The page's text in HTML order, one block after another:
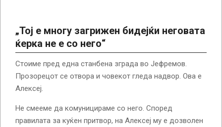
„Тој е многу загрижен бидејќи неговата
ќерка не е со него“
Стоиме пред една станбена зграда во Јефремов.
Прозорецот се отвора и човекот гледа надвор. Ова е
Алексеј.
Не смееме да комуницираме со него. Според
правилата за куќен притвор, на Алексеј му е дозволен